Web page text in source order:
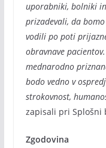
uporabniki, bolniki
prizadevali, da
vodili po poti
obravnave
mednarodno
bodo vedno v
strokovnost,
zapisali pri Splošni
Zgodovina